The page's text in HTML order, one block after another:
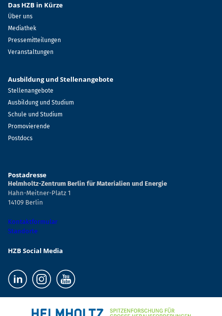
Das HZB in Kürze
Über uns
Mediathek
Pressemitteilungen
Veranstaltungen
Ausbildung und Stellenangebote
Stellenangebote
Ausbildung und Studium
Schule und Studium
Promovierende
Postdocs
Postadresse
Helmholtz-Zentrum Berlin für Materialien und Energie
Hahn-Meitner-Platz 1
14109 Berlin
Kontaktformular
Standorte
HZB Social Media